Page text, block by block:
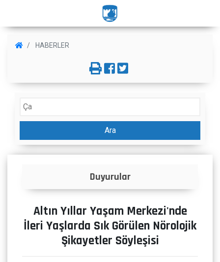
HABERLER
Ara
Altın Yıllar Yaşam Merkezi'nde
İleri Yaşlarda Sık Görülen Nörolojik
Şikayetler Söyleşisi